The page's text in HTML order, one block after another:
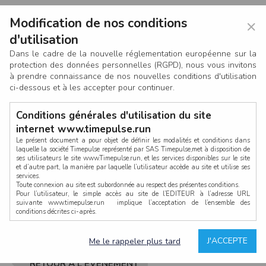
CONNEXION
RETOUR À L'ÉVÈNEMENT
×
Modification de nos conditions
d'utilisation
Dans le cadre de la nouvelle réglementation européenne sur la
protection des données personnelles (RGPD), nous vous invitons
à prendre connaissance de nos nouvelles conditions d'utilisation
ci-dessous et à les accepter pour continuer.
Conditions générales d'utilisation du site
internet www.timepulse.run
Le présent document a pour objet de définir les modalités et conditions dans
laquelle la société Timepulse représenté par SAS Timepulse,met à disposition de
ses utilisateurs le site www.Timepulse.run, et les services disponibles sur le site
et d’autre part, la manière par laquelle l’utilisateur accède au site et utilise ses
services.
Toute connexion au site est subordonnée au respect des présentes conditions.
Pour l’utilisateur, le simple accès au site de l’EDITEUR à l’adresse URL
suivante www.timepulse.run implique l’acceptation de l’ensemble des
conditions décrites ci-après.
La structure générale du site www.timepulse.run, par quelque procédé que ce
soit, sans l'autorisation préalable et par écrit de Fourcherot Mickael et/ou de ses
J'ACCEPTE
Me le rappeler plus tard